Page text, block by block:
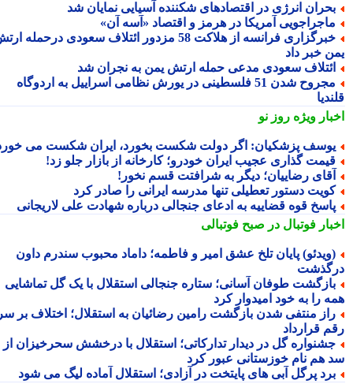
انرژی در اقتصادهای شکننده آسیایی نمایان شد
آمریکا در هرمز و اقتصاد «آسه آن»
خبرگزاری فرانسه از هلاکت 58 مزدور ائتلاف سعودی درحمله ارتش
خبر داد
سعودی مدعی حمله ارتش یمن به نجران شد
مجروح شدن 51 فلسطینی در یورش نظامی اسراییل به اردوگاه
ویژهروز نو
پزشکیان: اگر دولت شکست بخورد، ایران شکست می خورد
گذاری عجیب ایران خودرو؛ کارخانه از بازار جلو زد!
رضاییان؛ دیگر به شرافتت قسم نخور!
دستور تعطیلی تنها مدرسه ایرانی را صادر کرد
قوه قضاییه به ادعای جنجالی درباره شهادت علی لاریجانی
فوتبال در صبح فوتبالی
پایان تلخ عشق امیر و فاطمه؛ داماد محبوب سندرم داون
طوفان آسانی؛ ستاره جنجالی استقلال با یک گل تماشایی
را به خود امیدوار کرد
منتفی شدن بازگشت رامین رضائیان به استقلال؛ اختلاف بر سر
قرارداد
گل در دیدار تدارکاتی؛ استقلال با درخشش سحرخیزان از
هم نام خوزستانی عبور کرد
پرگل آبی های پایتخت در آزادی؛ استقلال آماده لیگ می شود